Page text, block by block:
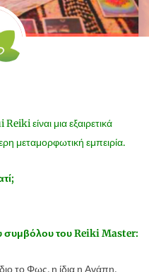
είναι μια εξαιρετικά
μεταμορφωτική εμπειρία.
συμβόλου του Reiki Master:
το Φως, η ίδια η Αγάπη.